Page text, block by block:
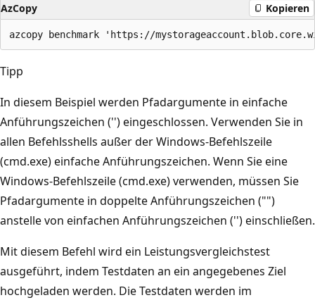
AzCopy Kopieren
Tipp
In diesem Beispiel werden Pfadargumente in einfache
Anführungszeichen ('') eingeschlossen. Verwenden Sie in
allen Befehlsshells außer der Windows-Befehlszeile
(cmd.exe) einfache Anführungszeichen. Wenn Sie eine
Windows-Befehlszeile (cmd.exe) verwenden, müssen Sie
Pfadargumente in doppelte Anführungszeichen ("")
anstelle von einfachen Anführungszeichen ('') einschließen.
Mit diesem Befehl wird ein Leistungsvergleichstest
ausgeführt, indem Testdaten an ein angegebenes Ziel
hochgeladen werden. Die Testdaten werden im